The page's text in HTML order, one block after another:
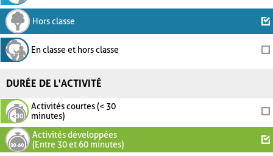
Hors classe
En classe et hors classe
DURÉE DE L'ACTIVITÉ
Activités courtes (< 30
minutes)
Activités développées
(Entre 30 et 60 minutes)